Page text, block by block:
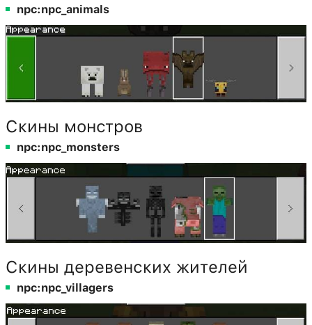
npc:npc_animals
Скины монстров
npc:npc_monsters
Скины деревенских жителей
npc:npc_villagers